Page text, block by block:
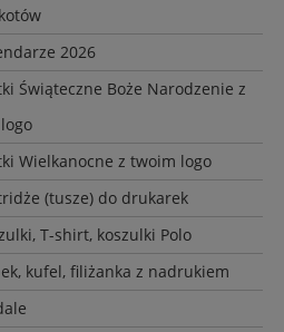
2026
Świąteczne Boże Narodzenie z
Wielkanocne z twoim logo
(tusze) do drukarek
T-shirt, koszulki Polo
kufel, filiżanka z nadrukiem